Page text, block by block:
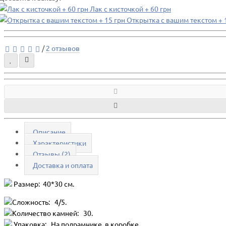
Лак с кисточкой + 60 грн
Открытка с вашим текстом +
/2 отзывов
Описание
Характеристики
Отзывы (2)
Доставка и оплата
Размер: 40*30 см.
Сложность: 4/5.
Количество камней: 30.
Упаковка: На подрамнике, в коробке.